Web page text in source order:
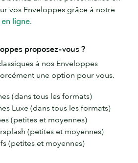
vos Enveloppes grâce à notre
ligne.
proposez-vous ?
à nos Enveloppes
une option pour vous.
(dans tous les formats)
Luxe (dans tous les formats)
(petites et moyennes)
(petites et moyennes)
(petites et moyennes)